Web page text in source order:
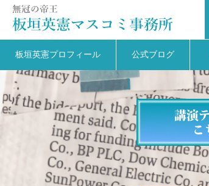
板垣英憲プロフィール 公式ブログ